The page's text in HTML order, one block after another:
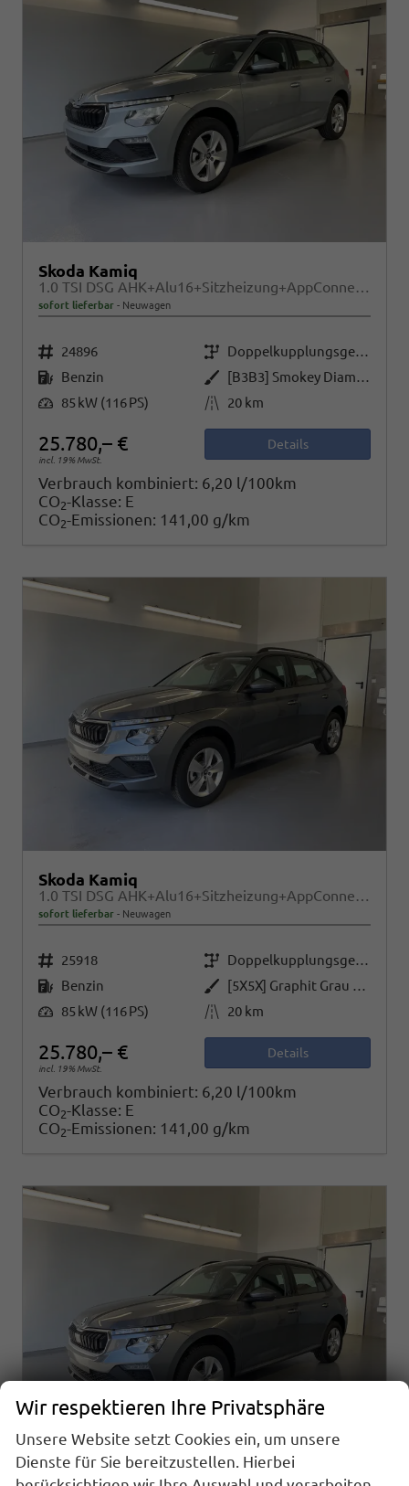
Skoda Kamiq
1.0 TSI DSG AHK+Alu16+Sitzheizung+AppConnect+GV5+LED+Nebel+Klima
sofort lieferbar Neuwagen
Fahrzeugnr. 24896 Getriebe
Doppelkupplungsgetriebe (DSG)
Kraftstoff Benzin Außenfarbe
[B3B3] Smokey Diamond-Silber Metallic
Leistung 85 kW (116 PS) Kilometerstand 20 km
25.780,– €
incl. 19% MwSt.
Details
Verbrauch kombiniert: 6,20 l/100km
CO2-Klasse: E
CO2-Emissionen: 141,00 g/km
Skoda Kamiq
1.0 TSI DSG AHK+Alu16+Sitzheizung+AppConnect+GV5+LED+Nebel+Klima
sofort lieferbar Neuwagen
Fahrzeugnr. 25918 Getriebe
Doppelkupplungsgetriebe (DSG)
Kraftstoff Benzin Außenfarbe
[5X5X] Graphit Grau Metallic
Leistung 85 kW (116 PS) Kilometerstand 20 km
25.780,– €
incl. 19% MwSt.
Details
Verbrauch kombiniert: 6,20 l/100km
CO2-Klasse: E
CO2-Emissionen: 141,00 g/km
Wir respektieren Ihre Privatsphäre
Unsere Website setzt Cookies ein, um unsere
Dienste für Sie bereitzustellen. Hierbei